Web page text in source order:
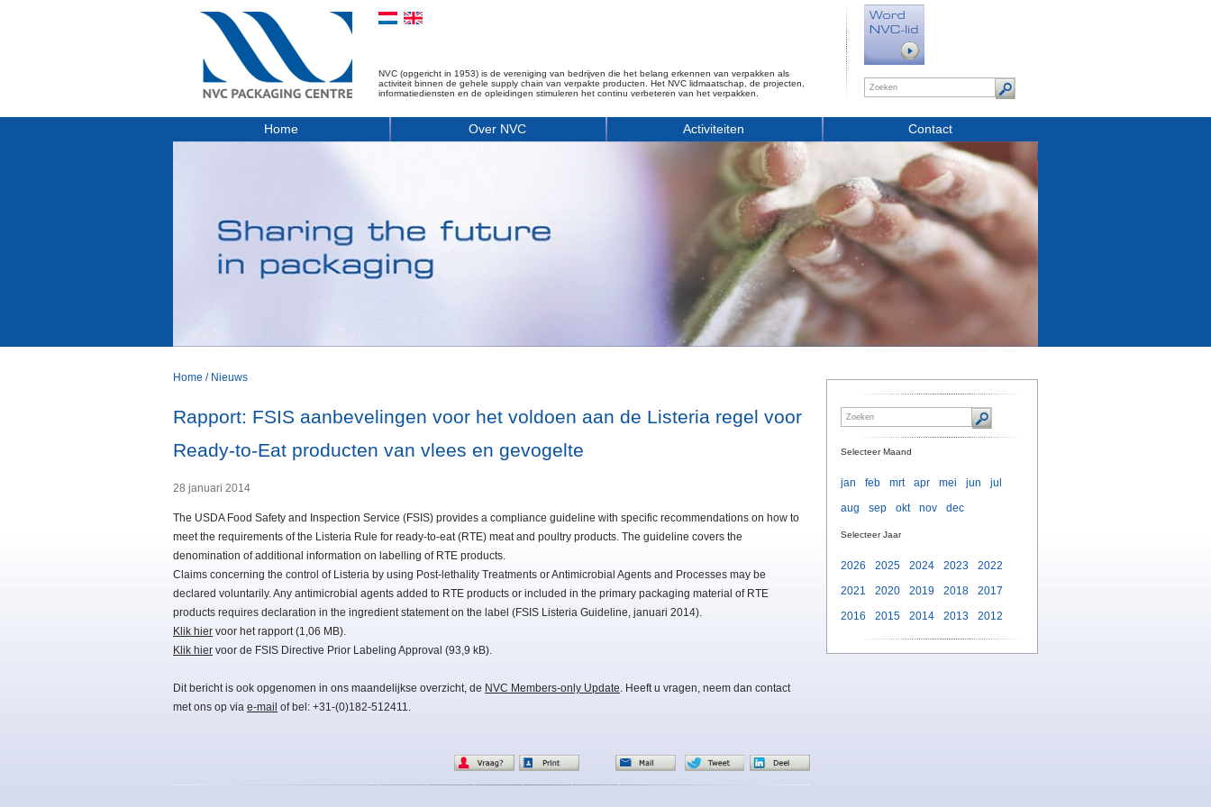
NVC (opgericht in 1953) is de vereniging van bedrijven die het belang erkennen van verpakken als
activiteit binnen de gehele supply chain van verpakte producten. Het NVC lidmaatschap, de projecten,
informatiediensten en de opleidingen stimuleren het continu verbeteren van het verpakken.
Home Over NVC Activiteiten Contact
Home / Nieuws
Rapport: FSIS aanbevelingen voor het voldoen aan de Listeria regel voor
Ready-to-Eat producten van vlees en gevogelte
28 januari 2014
The USDA Food Safety and Inspection Service (FSIS) provides a compliance guideline with specific recommendations on how to
meet the requirements of the Listeria Rule for ready-to-eat (RTE) meat and poultry products. The guideline covers the
denomination of additional information on labelling of RTE products.
Claims concerning the control of Listeria by using Post-lethality Treatments or Antimicrobial Agents and Processes may be
declared voluntarily. Any antimicrobial agents added to RTE products or included in the primary packaging material of RTE
products requires declaration in the ingredient statement on the label (FSIS Listeria Guideline, januari 2014).
Klik hier voor het rapport (1,06 MB).
Klik hier voor de FSIS Directive Prior Labeling Approval (93,9 kB).
Dit bericht is ook opgenomen in ons maandelijkse overzicht, de NVC Members-only Update. Heeft u vragen, neem dan contact
met ons op via e-mail of bel: +31-(0)182-512411.
Selecteer Maand
jan feb mrt apr mei jun
jul
aug
sep okt nov dec
Selecteer Jaar
2026 2025 2024 2023
2022
2021
2020 2019 2018
2017
2016
2015 2014 2013 2012